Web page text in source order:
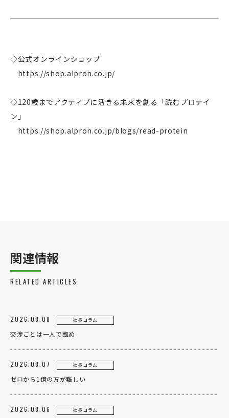
製造・工場
リクルート
個人のお客様
◇公式オンラインショップ
https://shop.alpron.co.jp/
◇120歳までアクティブに活きる未来を創る「読むプロテイ
ン」
https://shop.alpron.co.jp/blogs/read-protein
関連情報
RELATED ARTICLES
2026.08.08 社長コラム
交渉ごとは一人で臨め
2026.08.07 社長コラム
ゼロから1億の方が難しい
2026.08.06 社長コラム